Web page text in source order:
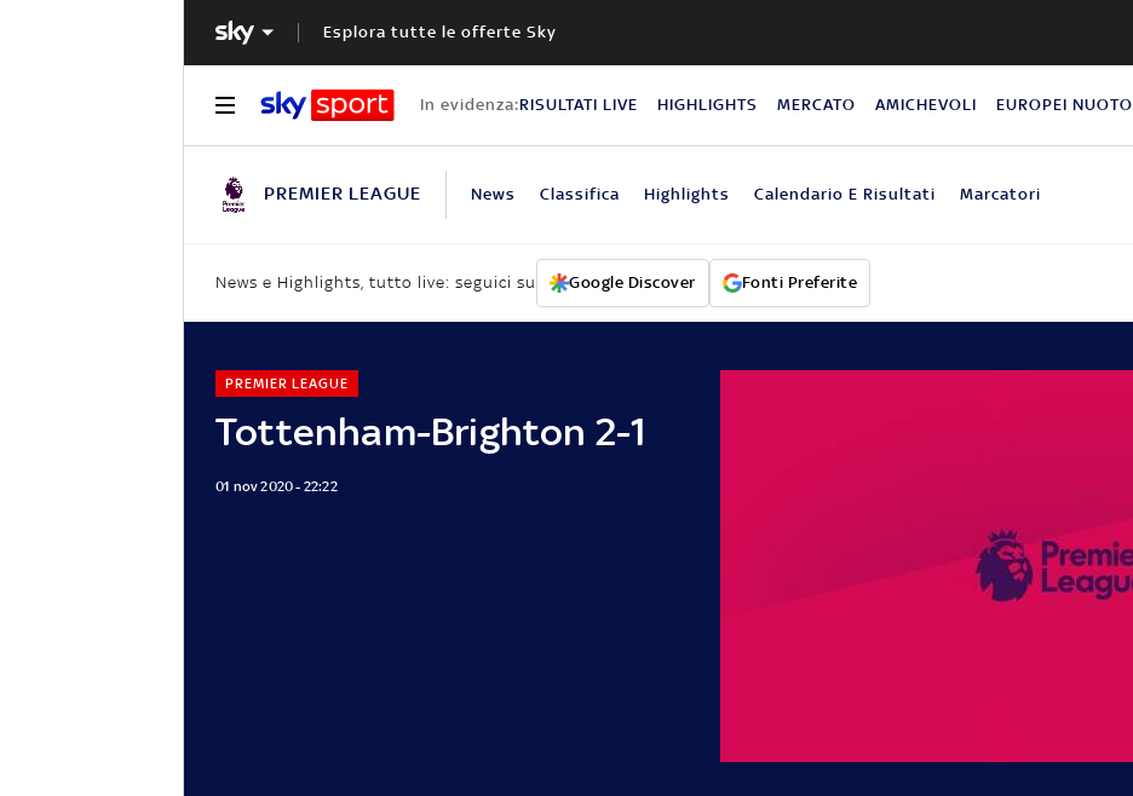
Esplora tutte le offerte Sky
In evidenza:RISULTATI LIVE HIGHLIGHTS MERCATO AMICHEVOLI EUROPEI NUOTO
PREMIER LEAGUE News Classifica Highlights Calendario E Risultati Marcatori
News e Highlights, tutto live: seguici su Google Discover Fonti Preferite
Tottenham-Brighton 2-1
PREMIER LEAGUE
01 nov 2020 - 22:22